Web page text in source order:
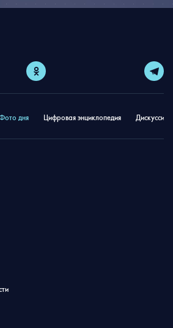
дня Цифровая энциклопедия